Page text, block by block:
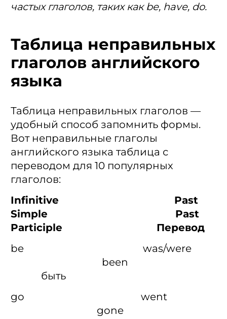
частых глаголов, таких как be, have, do.
Таблица неправильных
глаголов английского
языка
Таблица неправильных глаголов —
удобный способ запомнить формы.
Вот неправильные глаголы
английского языка таблица с
переводом для 10 популярных
глаголов:
Infinitive Past
Simple Past
Participle Перевод
be was/were
been
быть
go went
gone